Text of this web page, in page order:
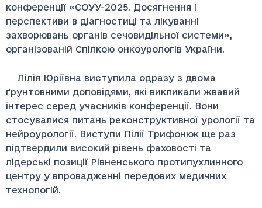
конференції «СОУУ-2025. Досягнення і
перспективи в діагностиці та лікуванні
захворювань органів сечовидільної системи»,
організованій Спілкою онкоурологів України.
Лілія Юріївна виступила одразу з двома
ґрунтовними доповідями, які викликали жвавий
інтерес серед учасників конференції. Вони
стосувалися питань реконструктивної урології та
нейроурології. Виступи Лілії Трифонюк ще раз
підтвердили високий рівень фаховості та
лідерські позиції Рівненського протипухлинного
центру у впровадженні передових медичних
технологій.